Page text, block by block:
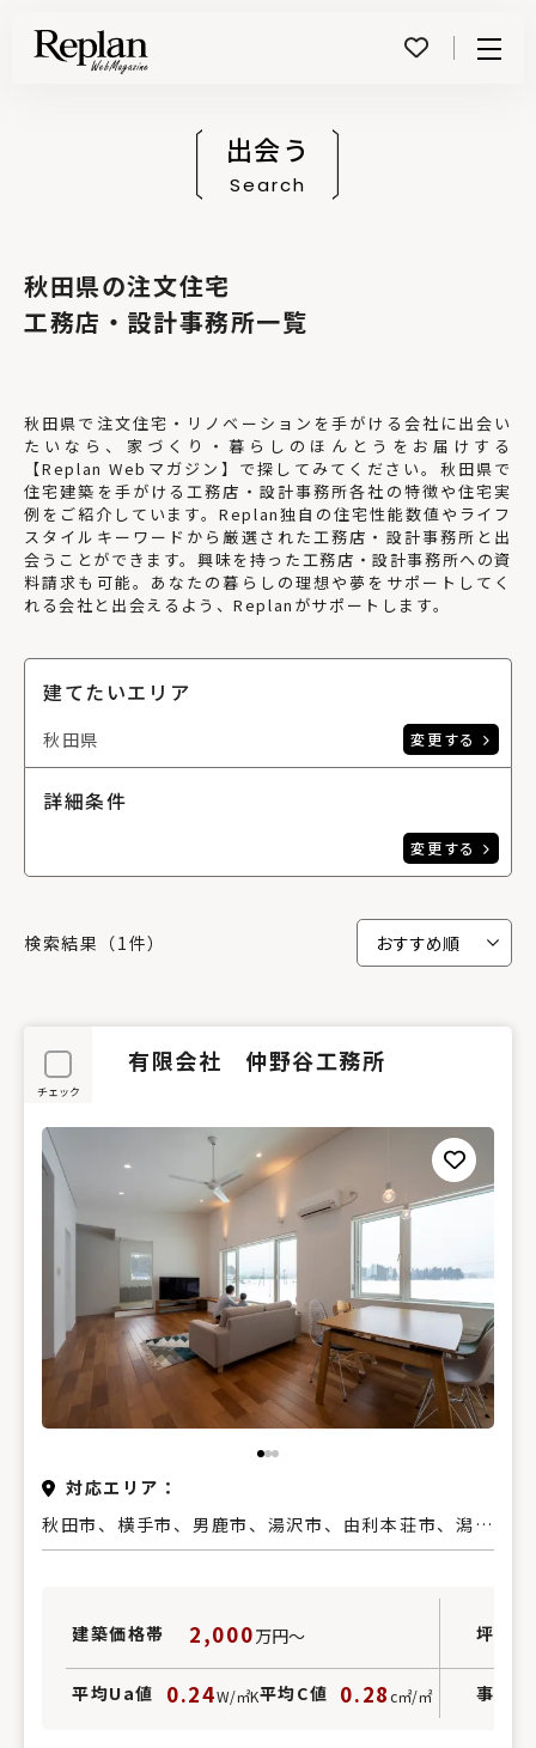
出会う
Search
秋田県の注文住宅
工務店・設計事務所一覧
秋田県で注文住宅・リノベーションを手がける会社に出会い
たいなら、家づくり・暮らしのほんとうをお届けする
【Replan Webマガジン】で探してみてください。秋田県で
住宅建築を手がける工務店・設計事務所各社の特徴や住宅実
例をご紹介しています。Replan独自の住宅性能数値やライフ
スタイルキーワードから厳選された工務店・設計事務所と出
会うことができます。興味を持った工務店・設計事務所への資
料請求も可能。あなたの暮らしの理想や夢をサポートしてく
れる会社と出会えるよう、Replanがサポートします。
建てたいエリア
秋田県 変更する
詳細条件
変更する
検索結果（1件）
有限会社 仲野谷工務所
対応エリア：
秋田市、横手市、男鹿市、湯沢市、由利本荘市、潟上
市、大仙市、にかほ市、仙北市、秋田県その他
建築価格帯 2,000万円〜 坪単
平均Ua値 0.24W/㎡K平均C値 0.28c㎡/㎡ 事例
チェック